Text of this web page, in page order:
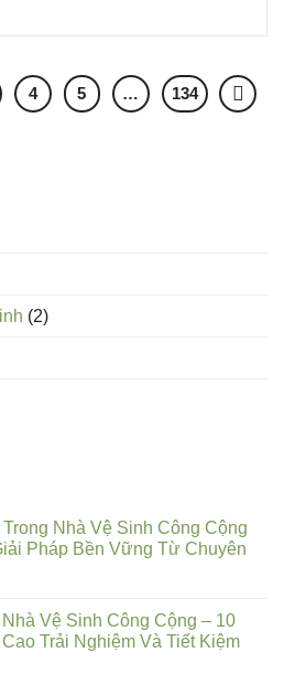
4 5 … 134
(2)
Nhà Vệ Sinh Công Cộng
Pháp Bền Vững Từ Chuyên
Vệ Sinh Công Cộng – 10
Trải Nghiệm Và Tiết Kiệm